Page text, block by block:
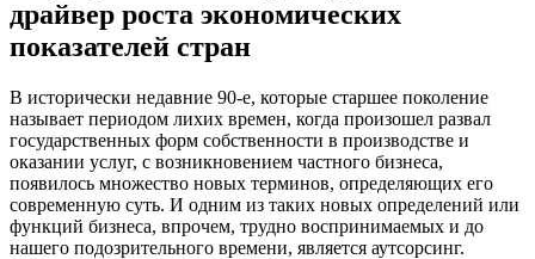
драйвер роста экономических
показателей стран
В исторически недавние 90-е, которые старшее поколение
называет периодом лихих времен, когда произошел развал
государственных форм собственности в производстве и
оказании услуг, с возникновением частного бизнеса,
появилось множество новых терминов, определяющих его
современную суть. И одним из таких новых определений или
функций бизнеса, впрочем, трудно воспринимаемых и до
нашего подозрительного времени, является аутсорсинг.